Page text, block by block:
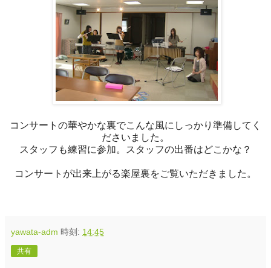
コンサートの華やかな裏でこんな風にしっかり準備してく
ださいました。
スタッフも練習に参加。スタッフの出番はどこかな？
コンサートが出来上がる楽屋裏をご覧いただきました。
yawata-adm 時刻: 14:45
共有